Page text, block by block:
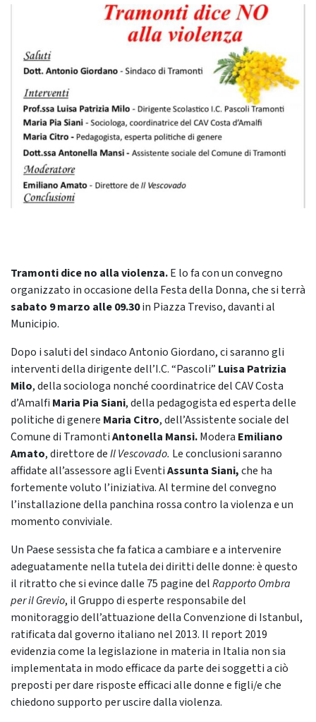
Tramonti dice no alla violenza.E lo fa con un convegno
organizzato in occasione della Festa della Donna, che si terrà
sabato 9 marzo alle 09.30in Piazza Treviso, davanti al
Municipio.
Dopo i saluti del sindaco Antonio Giordano, ci saranno gli
interventi della dirigente dell’I.C. “Pascoli” Luisa Patrizia
Milo, della sociologa nonché coordinatrice del CAV Costa
d’Amalfi Maria Pia Siani, della pedagogista ed esperta delle
politiche di genere Maria Citro, dell’Assistente sociale del
Comune di TramontiAntonella Mansi.Modera Emiliano
Amato, direttore deIl Vescovado. Le conclusioni saranno
affidate all’assessore agli EventiAssunta Siani,che ha
fortemente voluto l’iniziativa. Al termine del convegno
l’installazione della panchina rossa contro la violenza e un
momento conviviale.
Un Paese sessista che fa fatica a cambiare e a intervenire
adeguatamente nella tutela dei diritti delle donne: è questo
il ritratto che si evince dalle 75 pagine delRapporto Ombra
per il Grevio, il Gruppo di esperte responsabile del
monitoraggio dell’attuazione della Convenzione di Istanbul,
ratificata dal governo italiano nel 2013. Il report 2019
evidenzia come la legislazione in materia in Italia non sia
implementata in modo efficace da parte dei soggetti a ciò
preposti per dare risposte efficaci alle donne e figli/e che
chiedono supporto per uscire dalla violenza.